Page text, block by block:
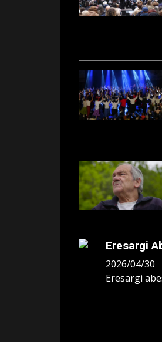
Eresargi
2026/04/30
Eresargi